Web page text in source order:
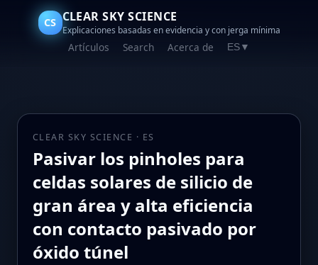
CS CLEAR SKY SCIENCE
Explicaciones basadas en evidencia y con jerga mínima
Artículos Search Acerca de ES ▼
CLEAR SKY SCIENCE · ES
Pasivar los pinholes para
celdas solares de silicio de
gran área y alta eficiencia
con contacto pasivado por
óxido túnel